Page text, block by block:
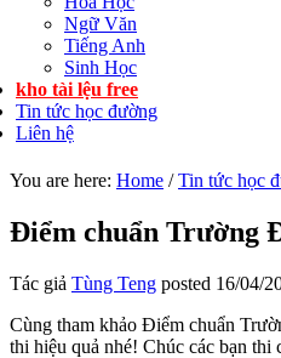
Ngữ Văn
Tiếng Anh
Sinh Học
kho tài lệu free
Tin tức học đường
Liên hệ
You are here: Home / Tin tức học
Điểm chuẩn Trường
Tác giả Tùng Teng posted 16/04/
Cùng tham khảo Điểm chuẩn
thi hiệu quả nhé! Chúc các bạn thi